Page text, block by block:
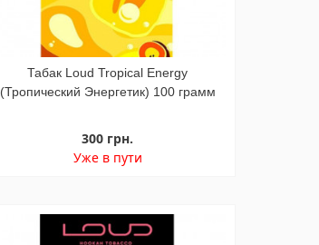
Табак Loud Tropical Energy
(Тропический Энергетик) 100 грамм
300 грн.
Уже в пути